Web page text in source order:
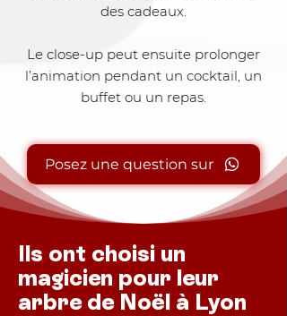
des cadeaux.
Le close-up peut ensuite prolonger
l’animation pendant un cocktail, un
buffet ou un repas.
Posez une question sur
Ils ont choisi un
magicien pour leur
arbre de Noël à Lyon